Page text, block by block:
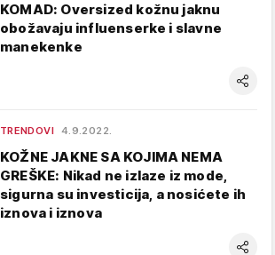
KOMAD: Oversized kožnu jaknu
obožavaju influenserke i slavne
manekenke
TRENDOVI 4.9.2022.
KOŽNE JAKNE SA KOJIMA NEMA
GREŠKE: Nikad ne izlaze iz mode,
sigurna su investicija, a nosićete ih
iznova i iznova